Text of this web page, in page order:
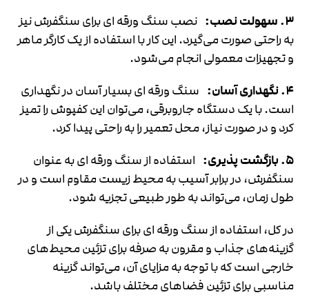
۳. سهولت نصب:
نصب سنگ ورقه ای برای سنگفرش نیز
به راحتی صورت می‌گیرد. این کار با استفاده از یک کارگر ماهر
و تجهیزات معمولی انجام می‌شود.
۴. نگهداری آسان:
سنگ ورقه ای بسیار آسان در نگهداری
است. با یک دستگاه جاروبرقی، می‌توان این کفپوش را تمیز
کرد و در صورت نیاز، محل تعمیر را به راحتی پیدا کرد.
۵. بازگشت پذیری:
استفاده از سنگ ورقه ای به عنوان
سنگفرش، در برابر آسیب به محیط زیست مقاوم است و در
طول زمان، می‌تواند به طور طبیعی تجزیه شود.
در کل، استفاده از سنگ ورقه ای برای سنگفرش یکی از
گزینه‌های جذاب و مقرون به صرفه برای تزئین محیط‌های
خارجی است که با توجه به مزایای آن، می‌تواند گزینه
مناسبی برای تزئین فضاهای مختلف باشد.